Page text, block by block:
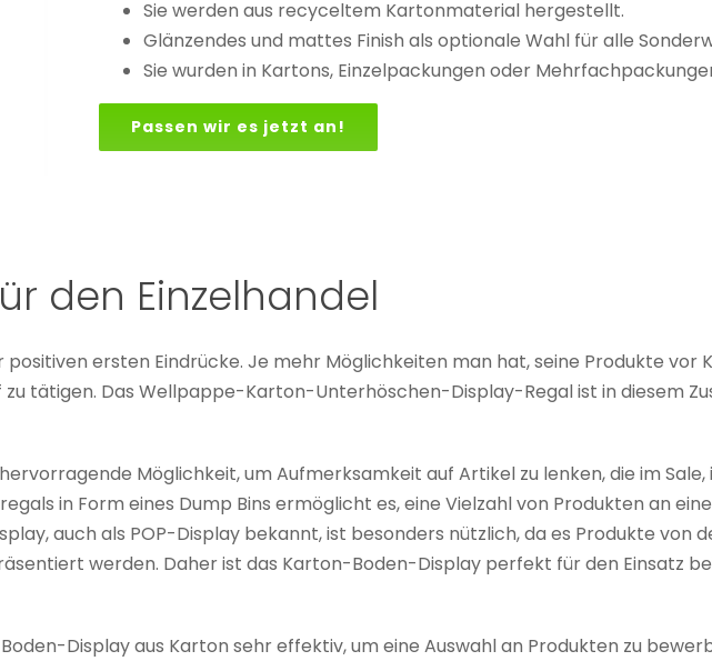
Sie werden aus recyceltem Kartonmaterial hergestellt.
Glänzendes und mattes Finish als optionale Wahl für alle
Sie wurden in Kartons, Einzelpackungen oder
Passen wir es jetzt an!
den Einzelhandel
ersten Eindrücke. Je mehr Möglichkeiten man hat, seine Produkte vor
zu tätigen. Das Wellpappe-Karton-Unterhöschen-Display-Regal ist in diesem
Möglichkeit, um Aufmerksamkeit auf Artikel zu lenken, die im
in Form eines Dump Bins ermöglicht es, eine Vielzahl von Produkten an
auch als POP-Display bekannt, ist besonders nützlich, da es Produkte von
werden. Daher ist das Karton-Boden-Display perfekt für den Einsatz
Display aus Karton sehr effektiv, um eine Auswahl an Produkten zu